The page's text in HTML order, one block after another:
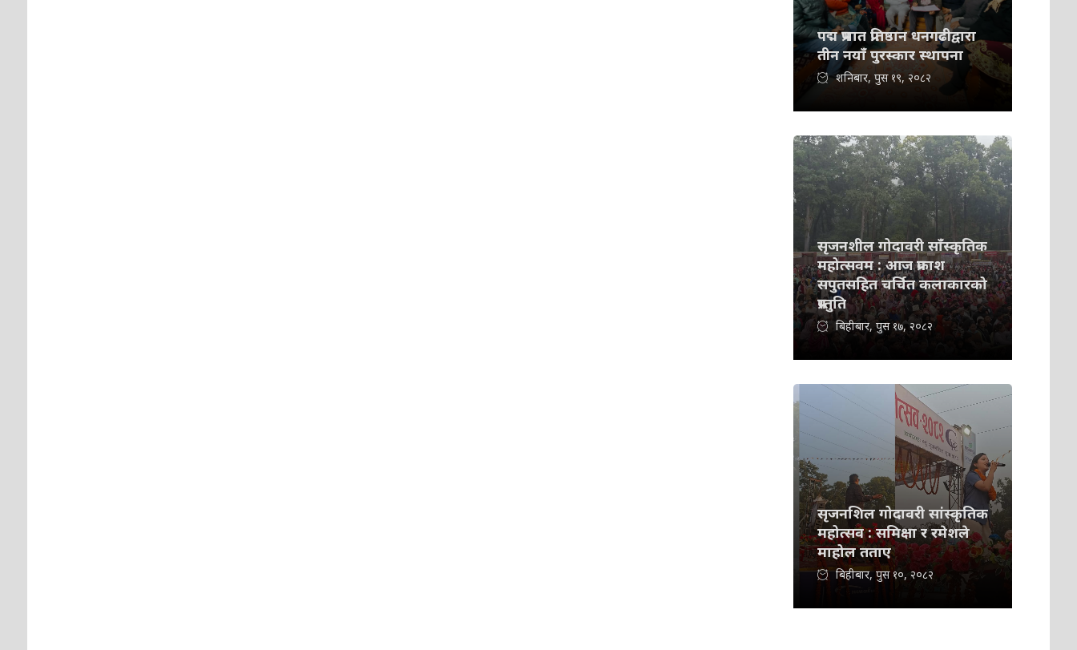
पद्म प्रभात प्रतिष्ठान धनगढीद्वारा
तीन नयाँ पुरस्कार स्थापना
शनिबार, पुस १९, २०८२
सृजनशील गोदावरी साँस्कृतिक
महोत्सवम : आज प्रकाश
सपुतसहित चर्चित कलाकारको
प्रस्तुति
बिहीबार, पुस १७, २०८२
सृजनशिल गोदावरी सांस्कृतिक
महोत्सव : समिक्षा र रमेशले
माहोल तताए
बिहीबार, पुस १०, २०८२